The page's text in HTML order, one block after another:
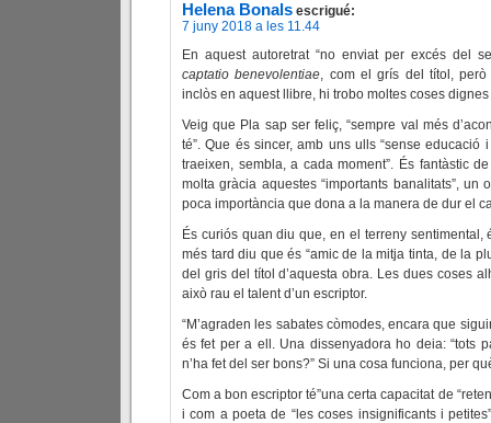
Helena Bonals escrigué:
7 juny 2018 a les 11.44
En aquest autoretrat “no enviat per excés del
captatio benevolentiae, com el grís del títol,
inclòs en aquest llibre, hi trobo moltes coses
Veig que Pla sap ser feliç, “sempre val més
té”. Que és sincer, amb uns ulls “sense educació
traeixen, sembla, a cada moment”. És fantàstic
molta gràcia aquestes “importants banalitats”, un
poca importància que dona a la manera de dur el
És curiós quan diu que, en el terreny sentimental,
més tard diu que és “amic de la mitja tinta, de la
del gris del títol d’aquesta obra. Les dues coses
això rau el talent d’un escriptor.
“M’agraden les sabates còmodes, encara que
és fet per a ell. Una dissenyadora ho deia: “tots
n’ha fet del ser bons?” Si una cosa funciona, per
Com a bon escriptor té”una certa capacitat de
i com a poeta de “les coses insignificants i